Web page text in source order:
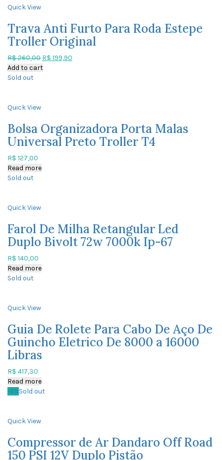
Quick View
Trava Anti Furto Para Roda Estepe
Troller Original
R$260,00 R$ 199,90
Add to cart
Sold out
Quick View
Bolsa Organizadora Porta Malas
Universal Preto Troller T4
R$ 127,00
Read more
Sold out
Quick View
Farol De Milha Retangular Led
Duplo Bivolt 72w 7000k Ip-67
R$ 140,00
Read more
Sold out
Quick View
Guia De Rolete Para Cabo De Aço De
Guincho Eletrico De 8000 a 16000
Libras
R$ 417,30
Read more
-6%Sold out
Quick View
Compressor de Ar Dandaro Off Road
150 PSI 12V Duplo Pistão